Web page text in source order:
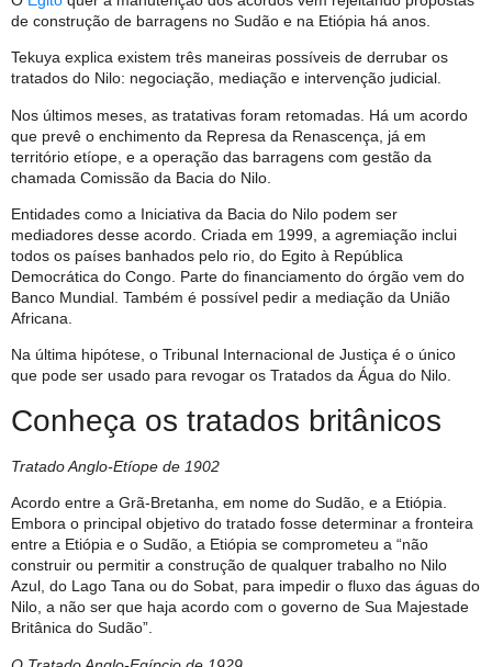
de construção de barragens no Sudão e na Etiópia há anos.
Tekuya explica existem três maneiras possíveis de derrubar os
tratados do Nilo: negociação, mediação e intervenção judicial.
Nos últimos meses, as tratativas foram retomadas. Há um acordo
que prevê o enchimento da Represa da Renascença, já em
território etíope, e a operação das barragens com gestão da
chamada Comissão da Bacia do Nilo.
Entidades como a Iniciativa da Bacia do Nilo podem ser
mediadores desse acordo. Criada em 1999, a agremiação inclui
todos os países banhados pelo rio, do Egito à República
Democrática do Congo. Parte do financiamento do órgão vem do
Banco Mundial. Também é possível pedir a mediação da União
Africana.
Na última hipótese, o Tribunal Internacional de Justiça é o único
que pode ser usado para revogar os Tratados da Água do Nilo.
Conheça os tratados britânicos
Tratado Anglo-Etíope de 1902
Acordo entre a Grã-Bretanha, em nome do Sudão, e a Etiópia.
Embora o principal objetivo do tratado fosse determinar a fronteira
entre a Etiópia e o Sudão, a Etiópia se comprometeu a “não
construir ou permitir a construção de qualquer trabalho no Nilo
Azul, do Lago Tana ou do Sobat, para impedir o fluxo das águas do
Nilo, a não ser que haja acordo com o governo de Sua Majestade
Britânica do Sudão”.